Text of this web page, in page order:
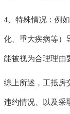
4、特殊情况：例
化、重大疾病等）
能被视为合理理由
综上所述，工抵房
违约情况、以及采